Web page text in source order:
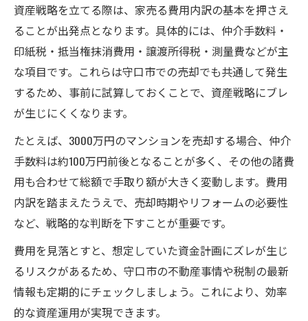
評価額から家売る費用内訳を算出する方法
家売る費用内訳と実勢価格の違いを評価額
から解説
評価額をもとに家売る費用を最適化する方
法
家売る前に押さえたい守口市の価格動向
家売る前に知る守口市の価格動向と費用内
訳
守口市の価格動向が家売る費用に与える影
響
家売る費用内訳と価格動向の相関関係を解
説
守口市の家売る費用内訳を価格推移から考
察
資産戦略を立てる際は、家売る費用内訳の基本を押さえ
ることが出発点となります。具体的には、仲介手数料・
印紙税・抵当権抹消費用・譲渡所得税・測量費などが主
な項目です。これらは守口市での売却でも共通して発生
するため、事前に試算しておくことで、資産戦略にブレ
が生じにくくなります。
たとえば、3000万円のマンションを売却する場合、仲介
手数料は約100万円前後となることが多く、その他の諸費
用も合わせて総額で手取り額が大きく変動します。費用
内訳を踏まえたうえで、売却時期やリフォームの必要性
など、戦略的な判断を下すことが重要です。
費用を見落とすと、想定していた資金計画にズレが生じ
るリスクがあるため、守口市の不動産事情や税制の最新
情報も定期的にチェックしましょう。これにより、効率
的な資産運用が実現できます。